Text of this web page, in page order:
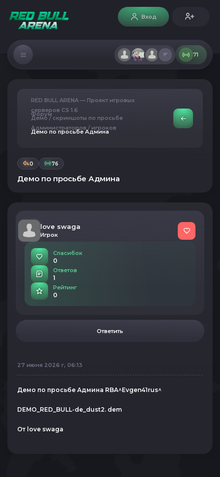
Вход
71
RED BULL ARENA — Проект игровых
серверов CS 1.6
Форум
Демо / скриншоты по просьбе
Администраторов / игроков
Демо по просьбе Админа
0 76
Демо по просьбе Админа
love swaga
Игрок
Спасибок
0
Ответов
1
Рейтинг
0
Ответить
27 июня 2026 г, 06:13
Демо по просьбе Админа RBA^Evgen41rus^
DEMO_RED_BULL-de_dust2. dem
От love swaga